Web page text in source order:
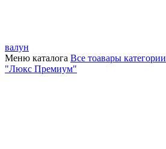
валун
Меню каталога Все тоавары категории
"Люкс Премиум"